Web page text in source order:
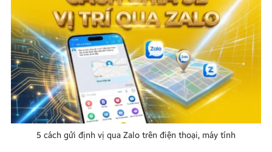
5 cách gửi định vị qua Zalo trên điện thoại, máy tính